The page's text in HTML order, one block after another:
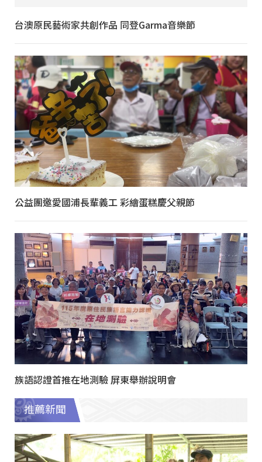
台澳原民藝術家共創作品 同登Garma音樂節
公益團邀愛國浦長輩義工 彩繪蛋糕慶父親節
族語認證首推在地測驗 屏東舉辦說明會
推薦新聞